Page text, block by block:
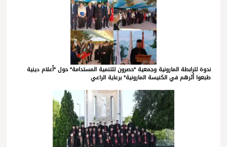
ندوة للرابطة المارونية وجمعية *حصرون للتنمية المستدامة* حول *أعلام دينية
طبعوا أثرهم في الكنيسة المارونية* برعاية الراعي